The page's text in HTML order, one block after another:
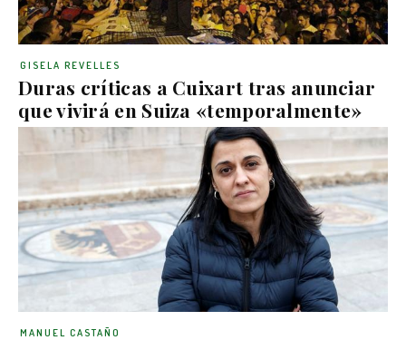
Duras críticas a Cuixart tras anunciar
que vivirá en Suiza «temporalmente»
GISELA REVELLES
MANUEL CASTAÑO